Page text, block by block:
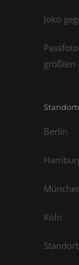
Joko
größten
Berlin
Köln